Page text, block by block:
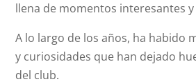
llena de momentos interesantes
A lo largo de los años, ha habido
y curiosidades que han dejado
del club.